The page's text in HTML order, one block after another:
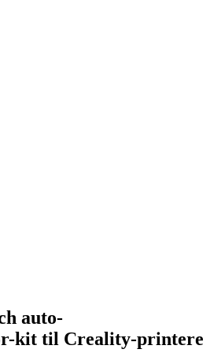
auto-
kit til Creality-printere